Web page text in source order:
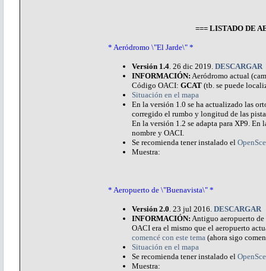
=== LISTADO DE
* Aeródromo \"El Jarde\" *
Versión 1.4 . 26 dic 2019. DESCARGAR
INFORMACIÓN: Aeródromo actual
Código OACI: GCAT (tb. se puede
Situación en el mapa
En la versión 1.0 se ha actualizado las
corregido el rumbo y longitud de las
En la versión 1.2 se adapta para XP9.
nombre y OACI.
Se recomienda tener instalado el
Muestra:
* Aeropuerto de \"Buenavista\" *
Versión 2.0 . 23 jul 2016. DESCARGAR
INFORMACIÓN: Antiguo aeropuerto
OACI era el mismo que el aeropuerto
comencé con este tema (ahora sigo
Situación en el mapa
Se recomienda tener instalado el
Muestra: